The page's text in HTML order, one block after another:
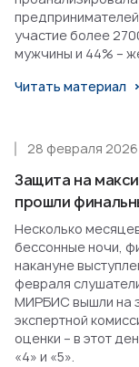
участие более
мужчины и 44% –
Читать материал
Защита на
прошли
28 февраля 2026
Несколько
бессонные ночи,
накануне
февраля
МИРБИС вышли на
экспертной
оценки – в этот
«4» и «5».